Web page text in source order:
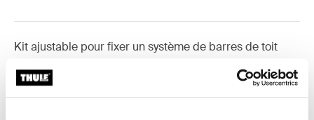
Kit ajustable pour fixer un système de barres de toit
préexistants ou de barres installées en usine.